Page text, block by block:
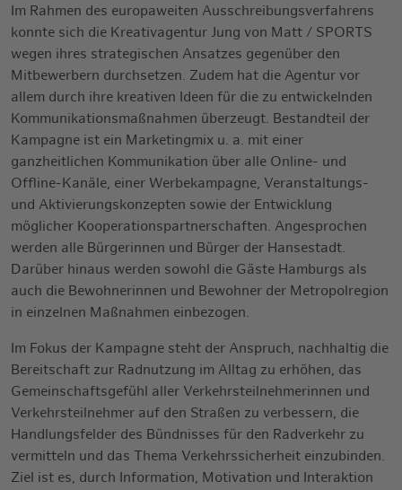
Im Rahmen des europaweiten Ausschreibungsverfahrens
konnte sich die Kreativagentur Jung von Matt / SPORTS
wegen ihres strategischen Ansatzes gegenüber den
Mitbewerbern durchsetzen. Zudem hat die Agentur vor
allem durch ihre kreativen Ideen für die zu entwickelnden
Kommunikationsmaßnahmen überzeugt. Bestandteil der
Kampagne ist ein Marketingmix u. a. mit einer
ganzheitlichen Kommunikation über alle Online- und
Offline-Kanäle, einer Werbekampagne, Veranstaltungs-
und Aktivierungskonzepten sowie der Entwicklung
möglicher Kooperationspartnerschaften. Angesprochen
werden alle Bürgerinnen und Bürger der Hansestadt.
Darüber hinaus werden sowohl die Gäste Hamburgs als
auch die Bewohnerinnen und Bewohner der Metropolregion
in einzelnen Maßnahmen einbezogen.
Im Fokus der Kampagne steht der Anspruch, nachhaltig die
Bereitschaft zur Radnutzung im Alltag zu erhöhen, das
Gemeinschaftsgefühl aller Verkehrsteilnehmerinnen und
Verkehrsteilnehmer auf den Straßen zu verbessern, die
Handlungsfelder des Bündnisses für den Radverkehr zu
vermitteln und das Thema Verkehrssicherheit einzubinden.
Ziel ist es, durch Information, Motivation und Interaktion